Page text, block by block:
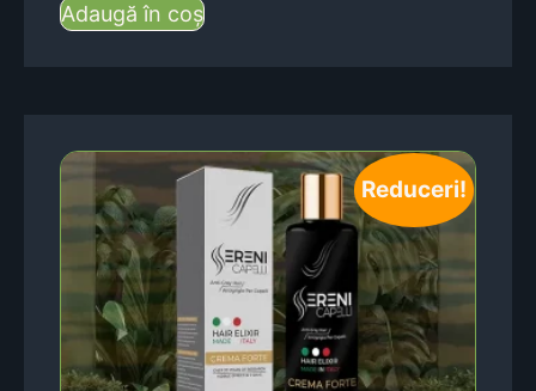
Adaugă în coș
Reduceri!